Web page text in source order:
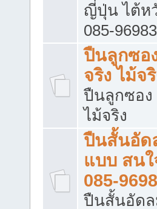
ญี่ปุ่น ไต้ห
085-
ปืนลูกซอ
จริง ไม้จ
ปืนลูกซอง
ไม้จริง
ปืนสั้นอัด
แบบ สนใ
085-
ปืนสั้นอัด